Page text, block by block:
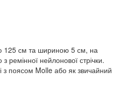
125 см та шириною 5 см, на
з ремінної нейлонової стрічки.
з поясом Molle або як звичайний